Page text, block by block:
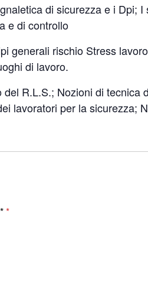
di sicurezza e i Dpi;
e di controllo
generali rischio Stress
di lavoro.
R.L.S.; Nozioni di
lavoratori per la sicurezza;
*